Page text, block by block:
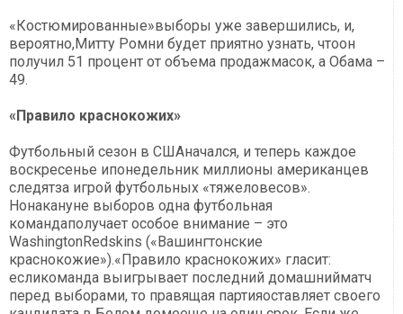
«Костюмированные»выборы уже завершились, и,
вероятно,Митту Ромни будет приятно узнать, чтоон
получил 51 процент от объема продажмасок, а Обама –
49.
«Правило краснокожих»
Футбольный сезон в СШАначался, и теперь каждое
воскресенье ипонедельник миллионы американцев
следятза игрой футбольных «тяжеловесов».
Нонакануне выборов одна футбольная
командаполучает особое внимание – это
WashingtonRedskins («Вашингтонские
краснокожие»).«Правило краснокожих» гласит:
есликоманда выигрывает последний домашнийматч
перед выборами, то правящая партияоставляет своего